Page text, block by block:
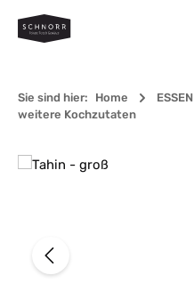
Zum Hauptinhalt springen
Sie sind hier: Home ESSEN
weitere Kochzutaten
Bildergalerie überspringen